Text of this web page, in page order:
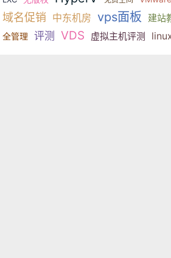
域名促销 中东机房 vps面板 建站
全管理 评测 VDS 虚拟主机评测